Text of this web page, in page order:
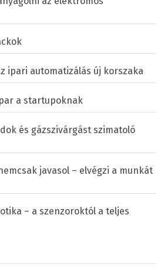
ipari automatizálás új korszaka
a startupoknak
és gázszivárgást szimatoló
javasol – elvégzi a munkát
– a szenzoroktól a teljes